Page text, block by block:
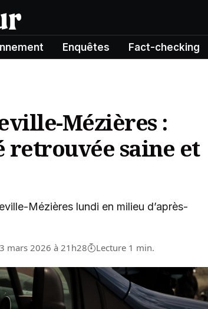
Enquêtes Fact-checking
Mézières :
retrouvée saine et
Mézières lundi en milieu d’après-
mars 2026 à 21h28 Lecture 1 min.